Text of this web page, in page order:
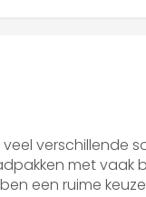
verschillende
met vaak
een ruime